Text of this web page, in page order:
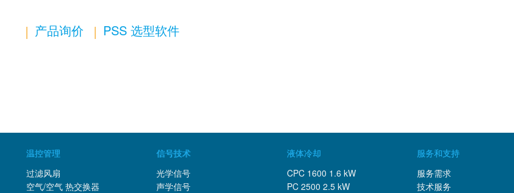
产品询价 PSS 选型软件
温控管理
过滤风扇
空气/空气 热交换器
信号技术
光学信号
声学信号
液体冷却
CPC 1600 1.6 kW
PC 2500 2.5 kW
服务和支持
服务需求
技术服务